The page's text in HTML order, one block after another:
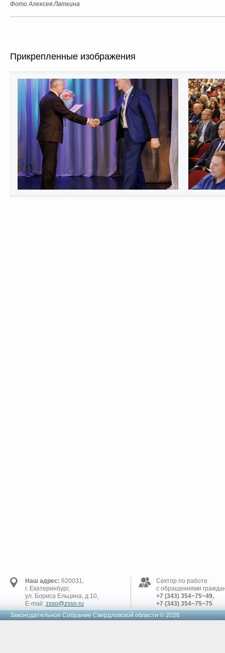
Фото Алексея Латкина
Прикрепленные изображения
Наш адрес: 620031,
г. Екатеринбург,
ул. Бориса Ельцина, д.10,
E-mail: zsso@zsso.ru
Сектор по работе
с обращениями
+7 (343) 354−75−49,
+7 (343) 354−75−75
Законодательное Cобрание Свердловской области © 2026